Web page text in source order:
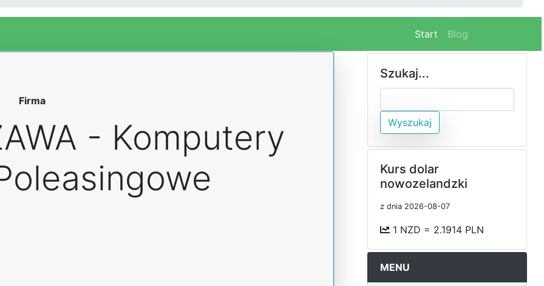
Start (current)
Blog
Firma
- Komputery
Szukaj...
Wyszukaj
Kurs dolar
nowozelandzki
z dnia 2026-08-07
1 NZD = 2.1914 PLN
MENU